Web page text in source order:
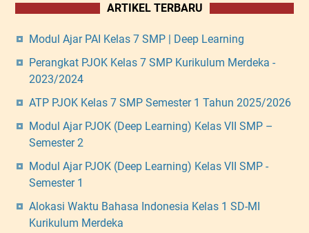
ARTIKEL TERBARU
Modul Ajar PAI Kelas 7 SMP | Deep Learning
Perangkat PJOK Kelas 7 SMP Kurikulum Merdeka -
2023/2024
ATP PJOK Kelas 7 SMP Semester 1 Tahun 2025/2026
Modul Ajar PJOK (Deep Learning) Kelas VII SMP –
Semester 2
Modul Ajar PJOK (Deep Learning) Kelas VII SMP -
Semester 1
Alokasi Waktu Bahasa Indonesia Kelas 1 SD-MI
Kurikulum Merdeka